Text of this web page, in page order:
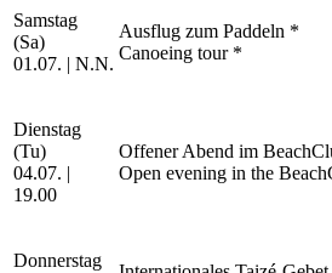
Samstag
(Sa)
01.07. | N.N.
Ausflug zum Paddeln *
Canoeing tour *
Dienstag
(Tu)
04.07. |
19.00
Offener Abend im
Open evening in the
Donnerstag